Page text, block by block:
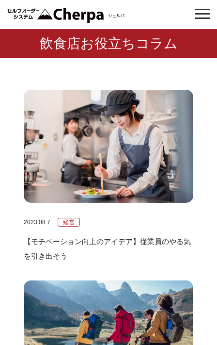
飲食店お役立ちコラム
2023.08.7 経営
【モチベーション向上のアイデア】従業員のやる気
を引き出そう